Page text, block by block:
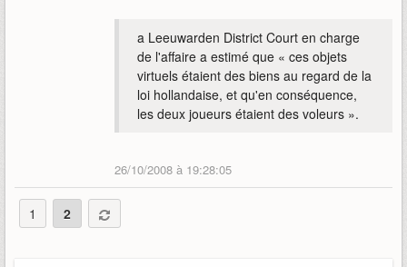
a Leeuwarden District Court en charge
de l'affaire a estimé que « ces objets
virtuels étaient des biens au regard de la
loi hollandaise, et qu'en conséquence,
les deux joueurs étaient des voleurs ».
26/10/2008 à 19:28:05
1 2